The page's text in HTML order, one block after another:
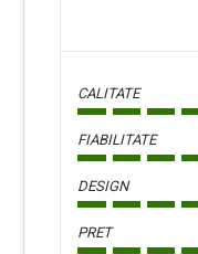
CALITATE
FIABILITATE
DESIGN
PRET